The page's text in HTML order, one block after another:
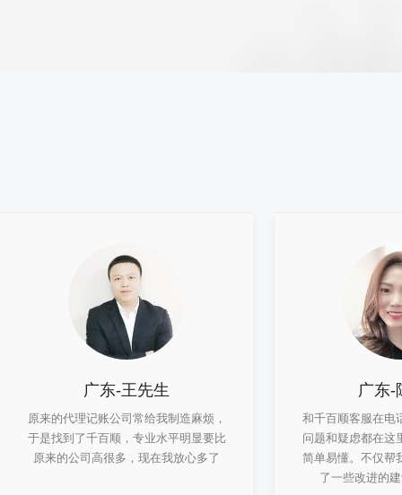
广东-王先生
原来的代理记账公司常给我制造麻烦，
于是找到了千百顺，专业水平明显要比
原来的公司高很多，现在我放心多了
广东-
和千百顺客服在电
问题和疑虑都在这
简单易懂。不仅帮
了一些改进的